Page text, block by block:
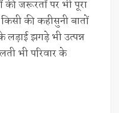
जरूरतों पर भी पूरा
की कहीसुनी बातों
लड़ाई झगड़े भी उत्पन्न
भी परिवार के